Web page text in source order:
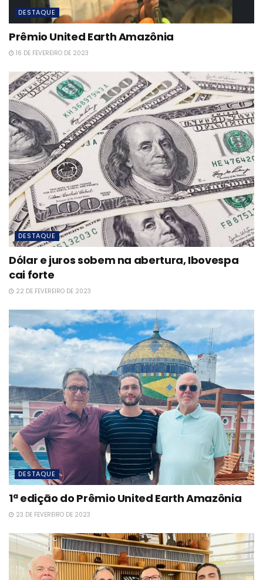
DESTAQUE
Prêmio United Earth Amazônia
16 DE FEVEREIRO DE 2023
DESTAQUE
Dólar e juros sobem na abertura, Ibovespa
cai forte
22 DE FEVEREIRO DE 2023
DESTAQUE
1ª edição do Prêmio United Earth Amazônia
23 DE FEVEREIRO DE 2023